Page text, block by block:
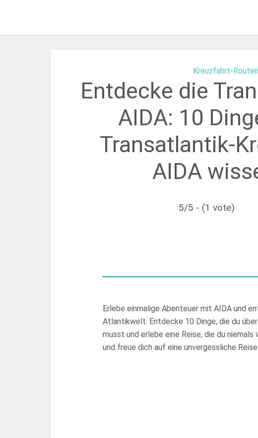
Kreuzfahrt-Routen
Entdecke die
AIDA: 10
Transatlantik-
AIDA
5/5 - (1 vote)
Erlebe einmalige Abenteuer mit AIDA und
Atlantikwelt. Entdecke 10 Dinge, die du
musst und erlebe eine Reise, die du
und freue dich auf eine unvergessliche